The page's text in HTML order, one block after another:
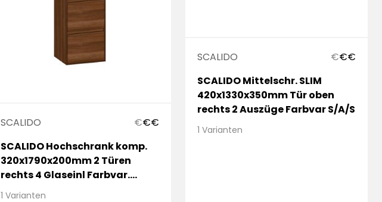
SCALIDO €€€
SCALIDO Hochschrank komp.
320x1790x200mm 2 Türen
rechts 4 Glaseinl Farbvar.
W/S/S
1 Varianten
SCALIDO €€€
SCALIDO Mittelschr. SLIM
420x1330x350mm Tür oben
rechts 2 Auszüge Farbvar S/A/S
1 Varianten